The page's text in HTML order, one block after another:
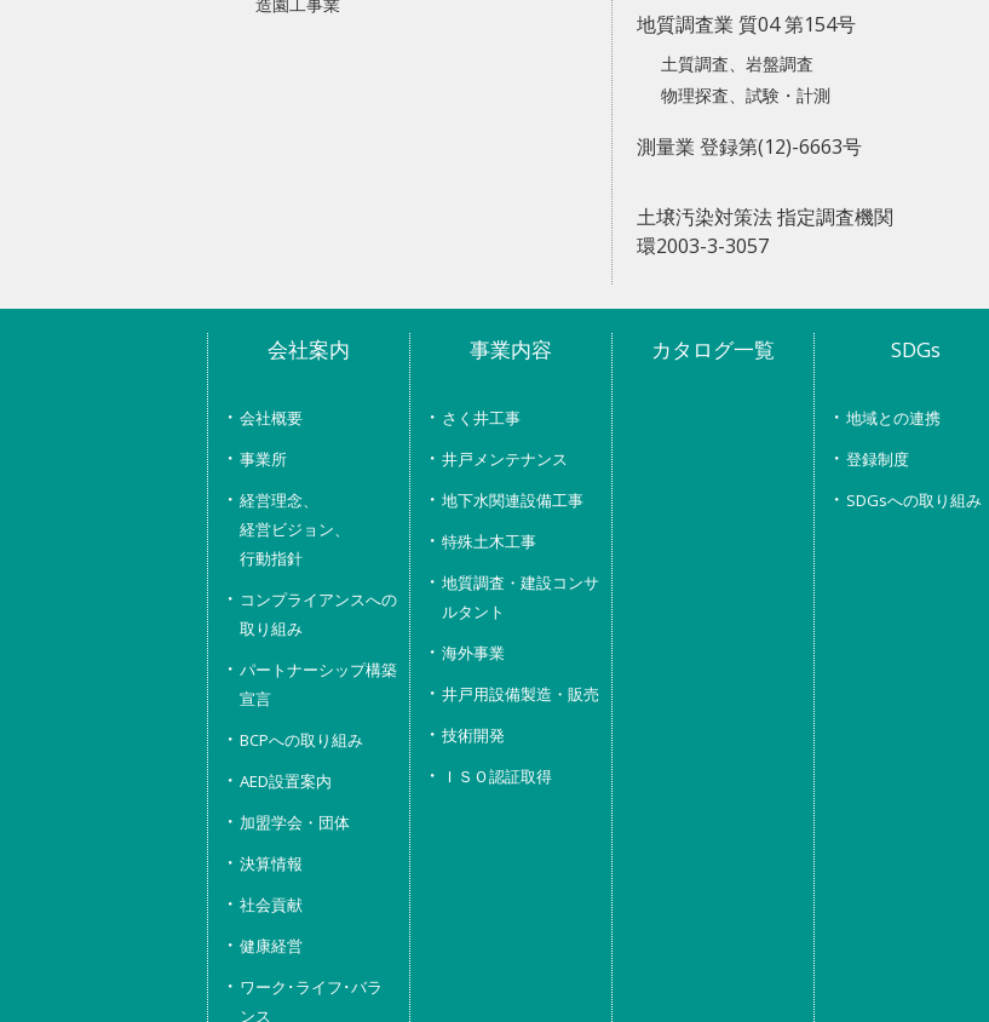
地質調査業 質04 第154号
土質調査、岩盤調査
物理探査、試験・計測
測量業 登録第(12)-6663号
土壌汚染対策法 指定調査機関
環2003-3-3057
会社案内
会社概要
事業所
経営理念、
経営ビジョン、
行動指針
コンプライアンスへの
取り組み
パートナーシップ構築
宣言
BCPへの取り組み
AED設置案内
加盟学会・団体
決算情報
社会貢献
健康経営
ワーク･ライフ･バラ
ンス
事業内容
さく井工事
井戸メンテナンス
地下水関連設備工事
特殊土木工事
地質調査・建設コンサ
ルタント
海外事業
井戸用設備製造・販売
技術開発
ＩＳＯ認証取得
カタログ一覧 SDGs
地域との連携
登録制度
SDGsへの取り組み